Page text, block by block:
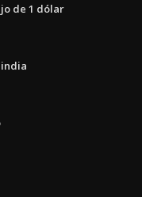
de 1 dólar